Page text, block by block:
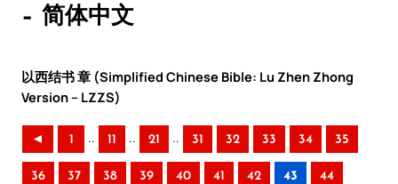
– 简体中文
以西结书 章 (Simplified Chinese Bible: Lu Zhen Zhong
Version – LZZS)
◄ 1 .. 11 .. 21 .. 31 32 33 34 35
36 37 38 39 40 41 42 43 44